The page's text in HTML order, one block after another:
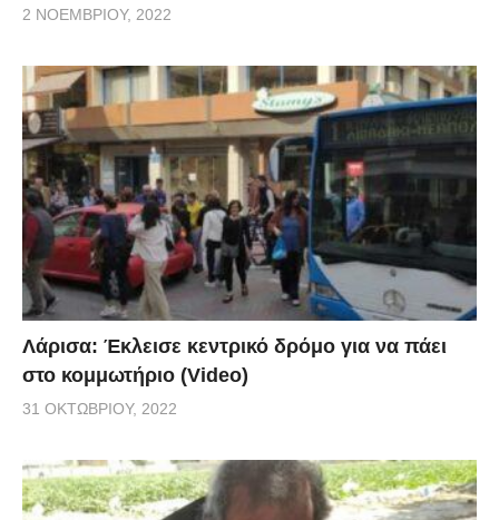
2 ΝΟΕΜΒΡΊΟΥ, 2022
Λάρισα: Έκλεισε κεντρικό δρόμο για να πάει
στο κομμωτήριο (Video)
31 ΟΚΤΩΒΡΊΟΥ, 2022